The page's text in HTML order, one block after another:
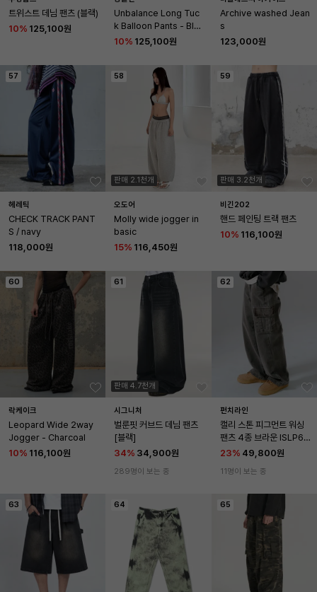
트위스트 데님 팬츠 (블랙)
10% 125,100원
Unbalance Long Tuc
k Balloon Pants - Blac
k
10% 125,100원
Archive washed Jean
s
123,000원
57
헤레틱
CHECK TRACK PANT
S / navy
118,000원
58
판매 2.1천개
오도어
Molly wide jogger in
basic
15% 116,450원
59
판매 3.2천개
비긴202
핸드 페인팅 트랙 팬츠
10% 116,100원
60
락케이크
Leopard Wide 2way
Jogger - Charcoal
10% 116,100원
61
판매 4.7천개
시그니처
벌룬핏 커브드 데님 팬츠
[블랙]
34% 34,900원
289명이 보는 중
62
펀치라인
캘리 스톤 피그먼트 워싱
팬츠 4종 브라운 ISLP62
25
23% 49,800원
11명이 보는 중
63 64 65